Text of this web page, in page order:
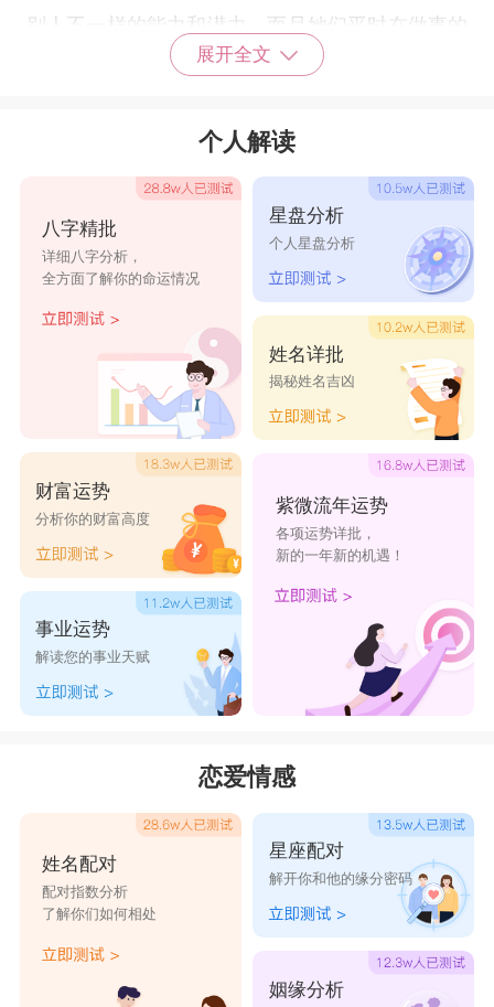
别人不一样的能力和潜力。而且她们平时在做事的
时候，也特别的果断，知道自己应该怎样去做事才
来不会让好的机会白白的溜走，这会给她们带来巨
大的发展空间。
发髻高的人，头脑聪慧，但是发髻会受额头的
影响，要是额头长得不好，无论发髻长得如何，此
人运势都不会太好，额头光滑圆润是最好的面相，
要是额头上长有恶痣，那么出门一定要小心，可能
会发生车祸。
展开全文
个人解读
八字精批
详细八字分析，
全方面了解你的命运情况
财富运势
分析你的财富高度
事业运势
解读您的事业天赋
星盘分析
个人星盘分析
姓名详批
揭秘姓名吉凶
紫微流年运势
各项运势详批，
新的一年新的机遇！
恋爱情感
姓名配对
配对指数分析
了解你们如何相处
星座配对
解开你和他的缘分密码
姻缘分析